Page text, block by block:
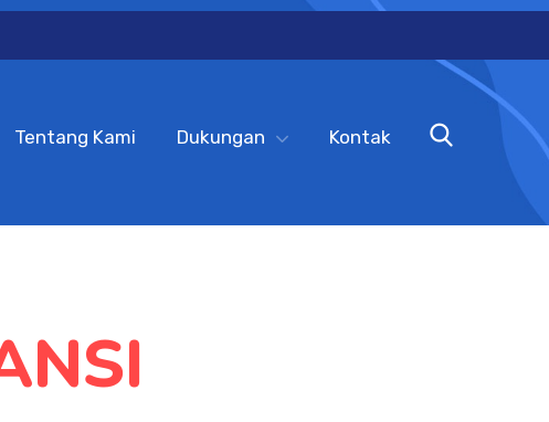
Tentang Kami Dukungan Kontak